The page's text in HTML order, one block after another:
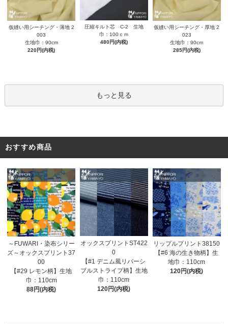
仮縫い用シーチング・薄地 2
003
生地巾：90cm
220円(内税)
圧縮キルト芯 C-2 生地
巾：100ｃｍ
480円(内税)
仮縫い用シーチング・厚地 2
023
生地巾：90cm
285円(内税)
もっと見る
おすすめ商品
～FUWARI・染布シリー
ズ～オックスプリント37
00
【#29 レモン柄】生地
巾：110cm
88円(内税)
オックスプリントST422
0
【#1 デニム風リバーシ
ブルストライプ柄】生地
巾：110cm
120円(内税)
リップルプリント38150
【#6 海の生き物柄】生
地巾：110cm
120円(内税)